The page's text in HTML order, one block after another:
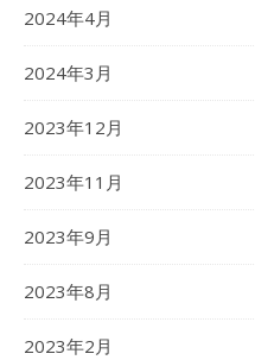
2024年4月
2024年3月
2023年12月
2023年11月
2023年9月
2023年8月
2023年2月